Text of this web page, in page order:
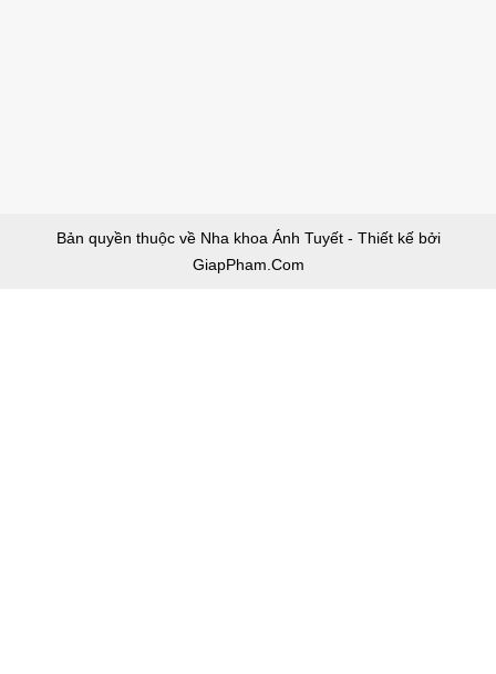
Bản quyền thuộc về Nha khoa Ánh Tuyết - Thiết kế bởi
GiapPham.Com